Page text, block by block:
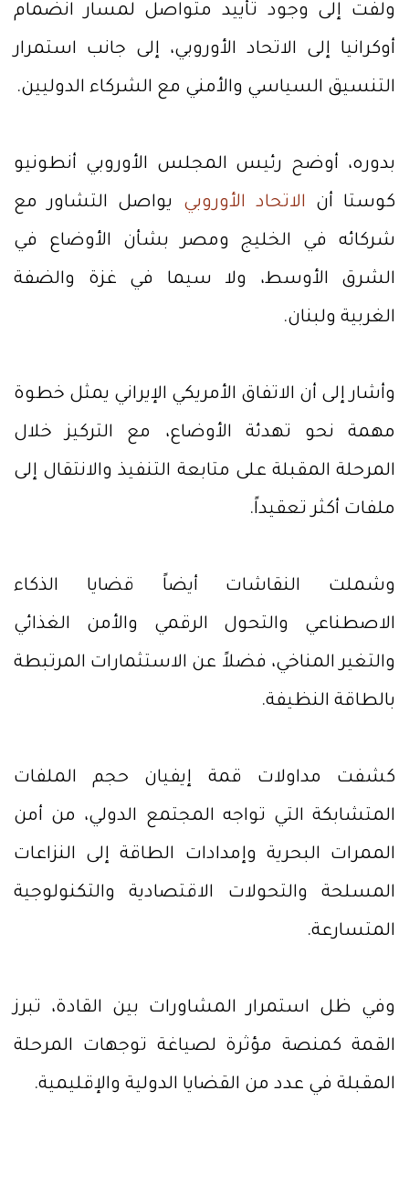
ولفت إلى وجود تأييد متواصل لمسار انضمام
أوكرانيا إلى الاتحاد الأوروبي، إلى جانب استمرار
التنسيق السياسي والأمني مع الشركاء الدوليين.
بدوره، أوضح رئيس المجلس الأوروبي أنطونيو
كوستا أن الاتحاد الأوروبي يواصل التشاور مع
شركائه في الخليج ومصر بشأن الأوضاع في
الشرق الأوسط، ولا سيما في غزة والضفة
الغربية ولبنان.
وأشار إلى أن الاتفاق الأمريكي الإيراني يمثل خطوة
مهمة نحو تهدئة الأوضاع، مع التركيز خلال
المرحلة المقبلة على متابعة التنفيذ والانتقال إلى
ملفات أكثر تعقيداً.
وشملت النقاشات أيضاً قضايا الذكاء
الاصطناعي والتحول الرقمي والأمن الغذائي
والتغير المناخي، فضلاً عن الاستثمارات المرتبطة
بالطاقة النظيفة.
كشفت مداولات قمة إيفيان حجم الملفات
المتشابكة التي تواجه المجتمع الدولي، من أمن
الممرات البحرية وإمدادات الطاقة إلى النزاعات
المسلحة والتحولات الاقتصادية والتكنولوجية
المتسارعة.
وفي ظل استمرار المشاورات بين القادة، تبرز
القمة كمنصة مؤثرة لصياغة توجهات المرحلة
المقبلة في عدد من القضايا الدولية والإقليمية.